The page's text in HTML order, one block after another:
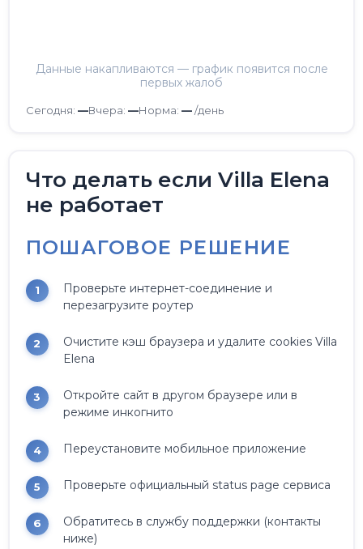
Данные накапливаются — график появится после
первых жалоб
Сегодня: —Вчера: —Норма: —/день
Что делать если Villa Elena
не работает
ПОШАГОВОЕ РЕШЕНИЕ
Проверьте интернет-соединение и
перезагрузите роутер
Очистите кэш браузера и удалите cookies Villa
Elena
Откройте сайт в другом браузере или в
режиме инкогнито
Переустановите мобильное приложение
Проверьте официальный status page сервиса
Обратитесь в службу поддержки (контакты
ниже)